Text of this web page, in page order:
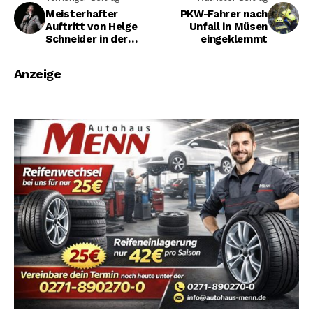
Meisterhafter
Auftritt von Helge
Schneider in der
PKW-Fahrer nach
Unfall in Müsen
eingeklemmt
Anzeige